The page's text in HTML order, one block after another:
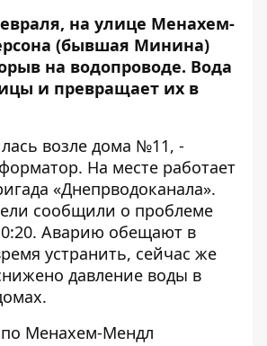
на улице Менахем-
(бывшая Минина)
на водопроводе. Вода
и превращает их в
возле дома №11, -
. На месте работает
«Днепрводоканала».
сообщили о проблеме
Аварию обещают в
устранить, сейчас же
давление воды в
по Менахем-Мендл